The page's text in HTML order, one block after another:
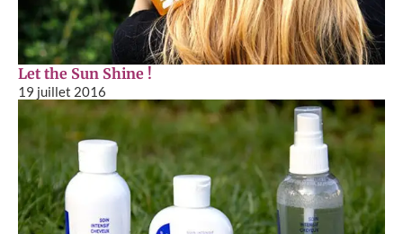
Let the Sun Shine !
19 juillet 2016